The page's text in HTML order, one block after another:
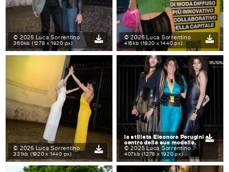
© 2025 Luca Sorrentino
360kb (1278 x 1920 px)
© 2025 Luca Sorrentino
415kb (1920 x 1440 px)
© 2025 Luca Sorrentino
331kb (1920 x 1440 px)
la stilista Eleonora Perugini al
centro delle sue modelle.
© 2025 Luca Sorrentino
407kb (1278 x 1920 px)